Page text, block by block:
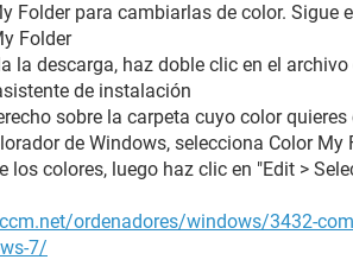
Folder para cambiarlas de color. Sigue
Folder
la descarga, haz doble clic en el archivo
de instalación
sobre la carpeta cuyo color quieres
de Windows, selecciona Color My
los colores, luego haz clic en "Edit >
ordenadores/windows/3432-
7/